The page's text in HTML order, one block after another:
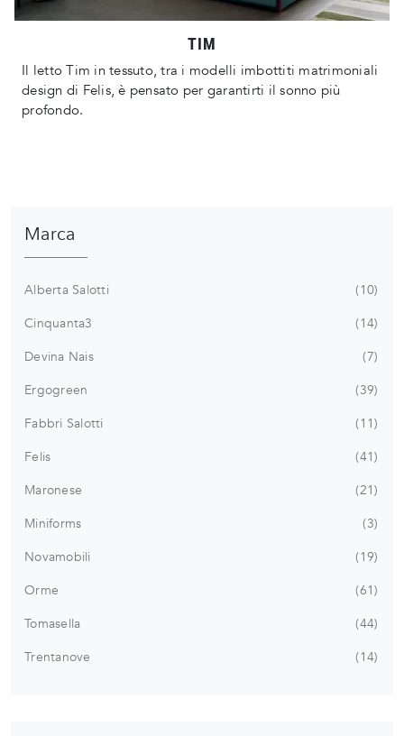
TIM
Il letto Tim in tessuto, tra i modelli imbottiti matrimoniali
design di Felis, è pensato per garantirti il sonno più
profondo.
Marca
Alberta Salotti
10
Cinquanta3
14
Devina Nais
7
Ergogreen
39
Fabbri Salotti
11
Felis
41
Maronese
21
Miniforms
3
Novamobili
19
Orme
61
Tomasella
44
Trentanove
14